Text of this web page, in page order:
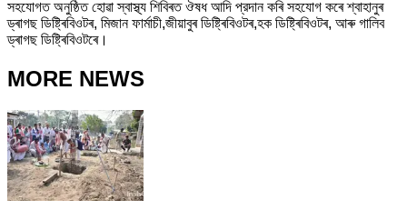
সহযোগত অনুষ্ঠিত হোৱা স্বাস্থ্য শিবিৰত ঔষধ আদি প্রদান কৰি সহযোগ কৰে শ্বাহানুৰ
ড্ৰাগছ ডিষ্ট্ৰিবিওটৰ, মিজান ফাৰ্মাচী,জীয়াবুৰ ডিষ্ট্ৰিবিওটৰ,হক ডিষ্ট্ৰিবিওটৰ, আৰু গালিব
ড্ৰাগছ ডিষ্ট্ৰিবিওটৰে।
MORE NEWS